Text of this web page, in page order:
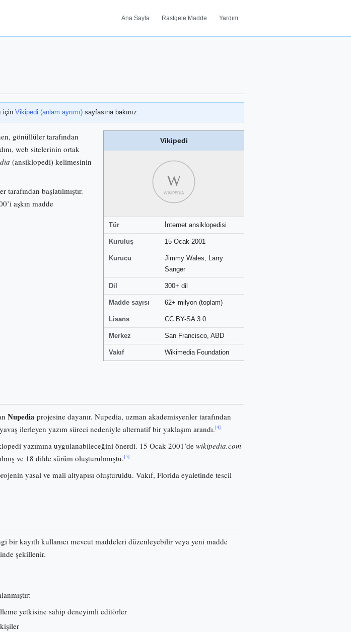
Ana Sayfa Rastgele Madde Yardım
için Vikipedi (anlam ayrımı) sayfasına bakınız.
Vikipedi
W
WIKIPEDIA
Tür İnternet ansiklopedisi
Kuruluş 15 Ocak 2001
Kurucu
Jimmy Wales, Larry
Sanger
Dil 300+ dil
Madde sayısı 62+ milyon (toplam)
Lisans CC BY-SA 3.0
Merkez San Francisco, ABD
Vakıf Wikimedia Foundation
gönüllüler tarafından
web sitelerinin ortak
(ansiklopedi) kelimesinin
başlatılmıştır.
aşkın madde
Nupedia projesine dayanır. Nupedia, uzman akademisyenler tarafından
ilerleyen yazım süreci nedeniyle alternatif bir yaklaşım arandı.[4]
yazımına uygulanabileceğini önerdi. 15 Ocak 2001’de wikipedia.com
ve 18 dilde sürüm oluşturulmuştu.[5]
yasal ve mali altyapısı oluşturuldu. Vakıf, Florida eyaletinde tescil
kayıtlı kullanıcı mevcut maddeleri düzenleyebilir veya yeni madde
şekillenir.
yetkisine sahip deneyimli editörler